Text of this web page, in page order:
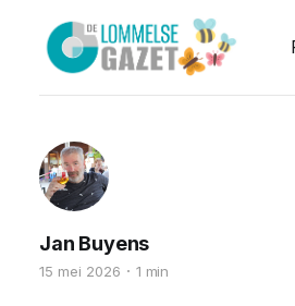
Jan Buyens
15 mei 2026 1 min